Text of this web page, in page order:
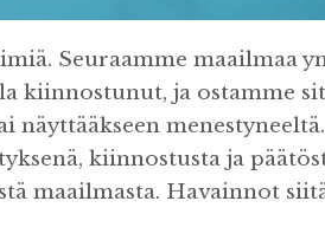
Seuraamme maailmaa
kiinnostunut, ja ostamme
näyttääkseen
kiinnostusta ja
maailmasta. Havainnot